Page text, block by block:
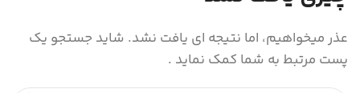
عذر میخواهیم، اما نتیجه ای یافت نشد. شاید جستجو یک
پست مرتبط به شما کمک نماید .